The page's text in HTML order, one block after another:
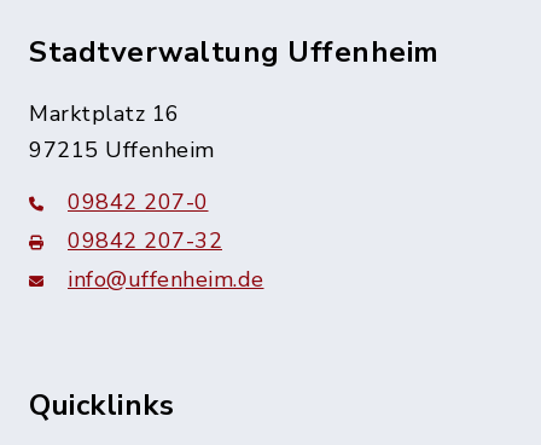
Stadtverwaltung Uffenheim
Marktplatz 16
97215 Uffenheim
09842 207-0
09842 207-32
info@uffenheim.de
Quicklinks